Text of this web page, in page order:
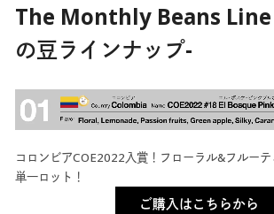
The Monthly Beans Line
の豆ラインナップ-
コロンビアCOE2022入賞！フローラル&フルー
単一ロット！
ご購入はこちらから